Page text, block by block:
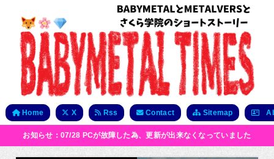
Home X Rss Contact Sitemap
お知らせ：07/28 PCが故障した為、更新が出来なくなっていました